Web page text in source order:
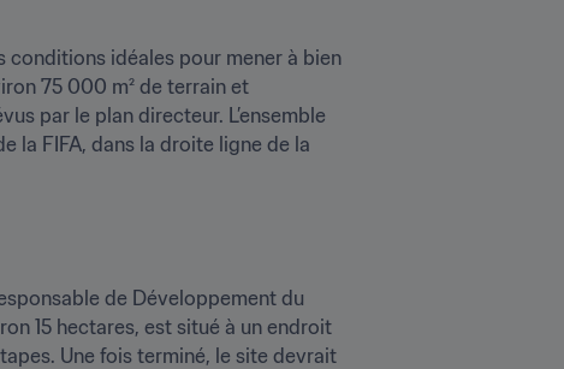
conditions idéales pour mener à bien
75 000 m² de terrain et
par le plan directeur. L’ensemble
de Développement du
15 hectares, est situé à un endroit
Une fois terminé, le site devrait